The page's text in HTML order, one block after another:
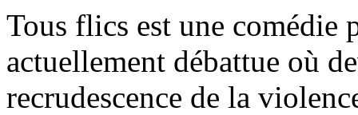
Tous flics est une comédie
actuellement débattue où
recrudescence de la